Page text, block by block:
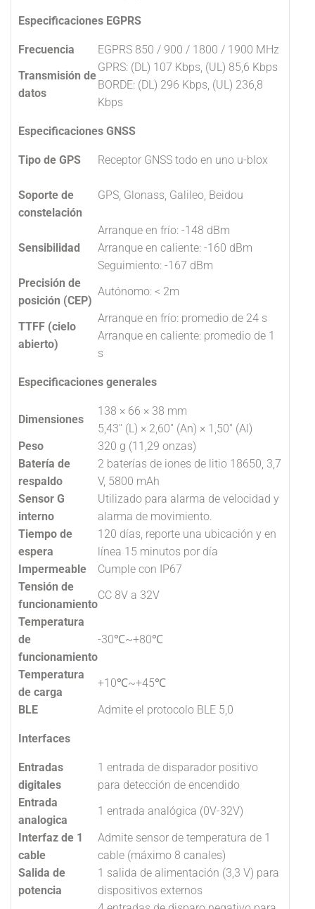
Especificaciones EGPRS
Frecuencia
EGPRS 850 / 900 / 1800 / 1900 MHz
Transmisión de
datos
GPRS: (DL) 107 Kbps, (UL) 85,6 Kbps
BORDE: (DL) 296 Kbps, (UL) 236,8
Kbps
Especificaciones GNSS
Tipo de GPS Receptor GNSS todo en uno u-blox
Soporte de
constelación
GPS, Glonass, Galileo, Beidou
Sensibilidad
Arranque en frío: -148 dBm
Arranque en caliente: -160 dBm
Seguimiento: -167 dBm
Precisión de
posición (CEP)
Autónomo: < 2m
TTFF (cielo
abierto)
Arranque en frío: promedio de 24 s
Arranque en caliente: promedio de 1
s
Especificaciones generales
Dimensiones
138 × 66 × 38 mm
5,43'' (L) × 2,60'' (An) × 1,50'' (Al)
Peso
320 g (11,29 onzas)
Batería de
respaldo
2 baterías de iones de litio 18650, 3,7
V, 5800 mAh
Sensor G
interno
Utilizado para alarma de velocidad y
alarma de movimiento.
Tiempo de
espera
120 días, reporte una ubicación y en
línea 15 minutos por día
Impermeable
Cumple con IP67
Tensión de
funcionamiento
CC 8V a 32V
Temperatura
de
funcionamiento
-30℃~+80℃
Temperatura
de carga
+10℃~+45℃
BLE
Admite el protocolo BLE 5,0
Interfaces
Entradas
digitales
1 entrada de disparador positivo
para detección de encendido
Entrada
analogica
1 entrada analógica (0V-32V)
Interfaz de 1
cable
Admite sensor de temperatura de 1
cable (máximo 8 canales)
Salida de
potencia
1 salida de alimentación (3,3 V) para
dispositivos externos